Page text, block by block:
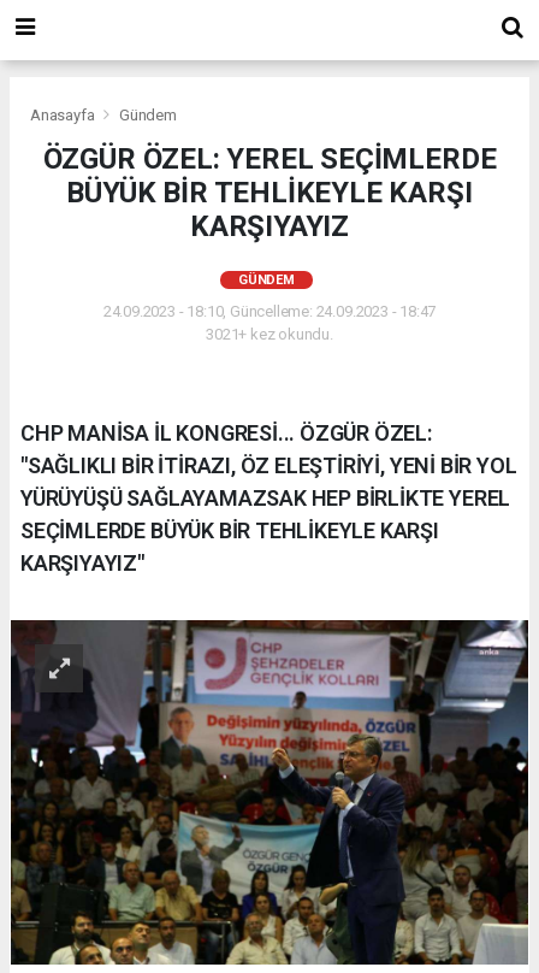
Anasayfa Gündem
ÖZGÜR ÖZEL: YEREL SEÇİMLERDE
BÜYÜK BİR TEHLİKEYLE KARŞI
KARŞIYAYIZ
GÜNDEM
24.09.2023 - 18:10, Güncelleme: 24.09.2023 - 18:47
3021+ kez okundu.
CHP MANİSA İL KONGRESİ... ÖZGÜR ÖZEL:
"SAĞLIKLI BİR İTİRAZI, ÖZ ELEŞTİRİYİ, YENİ BİR YOL
YÜRÜYÜŞÜ SAĞLAYAMAZSAK HEP BİRLİKTE YEREL
SEÇİMLERDE BÜYÜK BİR TEHLİKEYLE KARŞI
KARŞIYAYIZ"